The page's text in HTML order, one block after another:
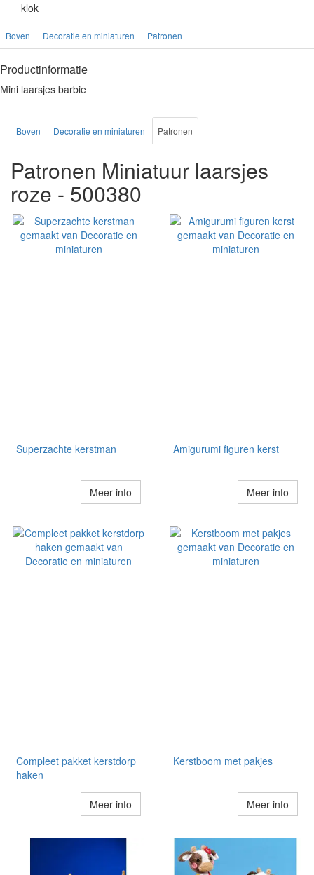
klok
Boven Decoratie en miniaturen Patronen
Productinformatie
Mini laarsjes barbie
Boven Decoratie en miniaturen Patronen
Patronen Miniatuur laarsjes
roze - 500380
Superzachte kerstman
Meer info
Amigurumi figuren kerst
Meer info
Compleet pakket kerstdorp
haken
Meer info
Kerstboom met pakjes
Meer info